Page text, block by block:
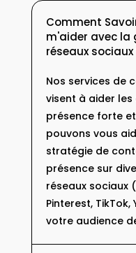
Comment
m'aider avec la
réseaux sociaux
Nos services de
visent à aider
présence forte
pouvons vous
stratégie de
présence sur
réseaux sociaux
Pinterest,
votre audience